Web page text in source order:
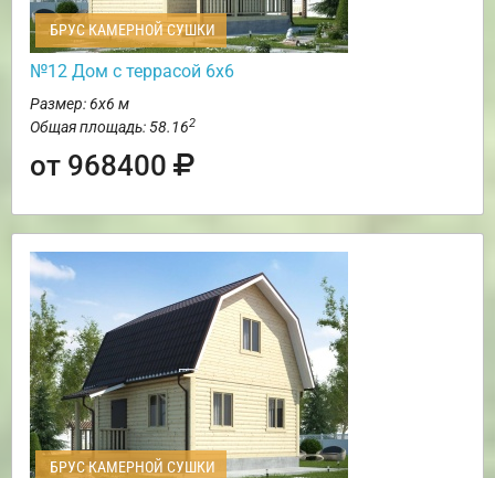
БРУС КАМЕРНОЙ СУШКИ
№12 Дом с террасой 6х6
Размер: 6х6 м
Общая площадь: 58.162
от 968400
БРУС КАМЕРНОЙ СУШКИ